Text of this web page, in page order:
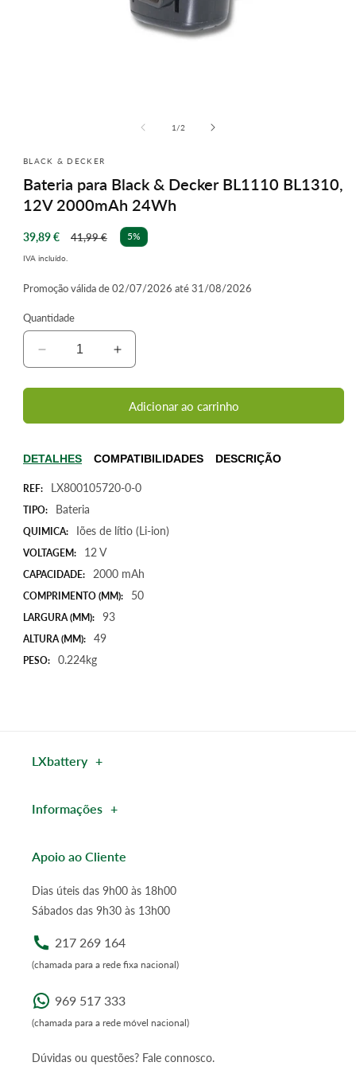
modal
1 /de
2
BLACK & DECKER
Bateria para Black & Decker BL1110 BL1310,
12V 2000mAh 24Wh
Preço
de
39,89 €
Preço
41,99 € 5%
IVA incluído.
Promoção válida de 02/07/2026 até 31/08/2026
Quantidade
Diminuir
a
quantidade
Bateria
Black
Decker
BL1110
BL1310,
12V
2000mAh
24Wh
Aumentar
a
quantidade
de
Bateria
Black
Decker
BL1310,
12V
24Wh
Adicionar ao carrinho
DETALHES COMPATIBILIDADES DESCRIÇÃO
REF: LX800105720-0-0
TIPO: Bateria
QUIMICA: Iões de lítio (Li-ion)
VOLTAGEM: 12 V
CAPACIDADE: 2000 mAh
COMPRIMENTO (MM): 50
LARGURA (MM): 93
ALTURA (MM): 49
PESO: 0.224kg
LXbattery
Informações
Apoio ao Cliente
Dias úteis das 9h00 às 18h00
Sábados das 9h30 às 13h00
217 269 164
(chamada para a rede fixa nacional)
969 517 333
(chamada para a rede móvel nacional)
Dúvidas ou questões? Fale connosco.